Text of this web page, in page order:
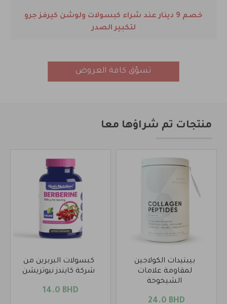
خصم 9 دينار عند شراء كبسولات ولوشن كيرفز جرو
لتكبير الصدر
تسوّق كافة العروض
منتجات تم شراؤها معا
بيبتيدات الكولاجين
لمقاومة علامات
الشيخوخة
24.0 BHD
كبسولات البربرين من
شركة كايندز نيوتريشن
14.0 BHD